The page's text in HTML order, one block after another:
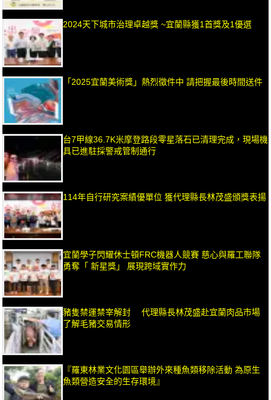
2024天下城市治理卓越獎 ~宜蘭縣獲1首獎及1優選
「2025宜蘭美術獎」熱烈徵件中 請把握最後時間送件
台7甲線36.7K米摩登路段零星落石已清理完成，現場機
具已進駐採警戒管制通行
114年自行研究案績優單位 獲代理縣長林茂盛頒獎表揚
宜蘭學子閃耀休士頓FRC機器人競賽 慈心與羅工聯隊
勇奪「 新星獎」 展現跨域實作力
豬隻禁運禁宰解封 代理縣長林茂盛赴宜蘭肉品市場
了解毛豬交易情形
『羅東林業文化園區舉辦外來種魚類移除活動 為原生
魚類營造安全的生存環境』